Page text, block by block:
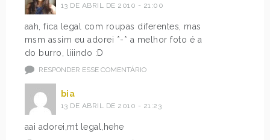
13 DE ABRIL DE 2010 - 21:00
aah, fica legal com roupas diferentes, mas
msm assim eu adorei *-* a melhor foto é a
do burro, liiindo :D
RESPONDER ESSE COMENTÁRIO
bia
13 DE ABRIL DE 2010 - 21:23
aai adorei,mt legal,hehe